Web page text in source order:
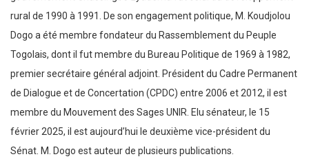
rural de 1990 à 1991. De son engagement politique, M. Koudjolou
Dogo a été membre fondateur du Rassemblement du Peuple
Togolais, dont il fut membre du Bureau Politique de 1969 à 1982,
premier secrétaire général adjoint. Président du Cadre Permanent
de Dialogue et de Concertation (CPDC) entre 2006 et 2012, il est
membre du Mouvement des Sages UNIR. Elu sénateur, le 15
février 2025, il est aujourd’hui le deuxième vice-président du
Sénat. M. Dogo est auteur de plusieurs publications.